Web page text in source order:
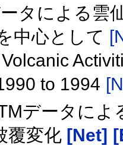
タによる雲
中心として
to 1994
データに
覆変化 [Net]